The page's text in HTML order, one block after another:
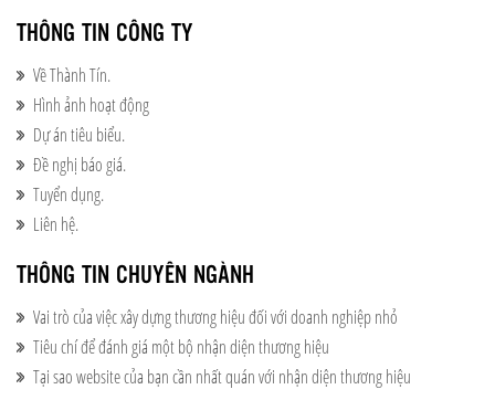
THÔNG TIN CÔNG TY
Về Thành Tín.
Hình ảnh hoạt động​
Dự án tiêu biểu.​
Đề nghị báo giá.
Tuyển dụng.
Liên hệ.
THÔNG TIN CHUYÊN NGÀNH
Vai trò của việc xây dựng thương hiệu đối với doanh nghiệp nhỏ
Tiêu chí để đánh giá một bộ nhận diện thương hiệu
Tại sao website của bạn cần nhất quán với nhận diện thương hiệu